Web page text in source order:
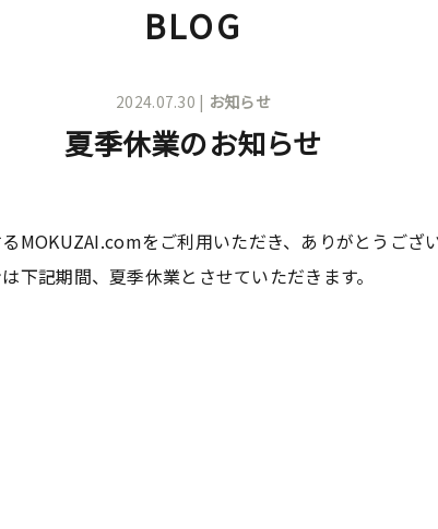
BLOG
2024.07.30 | お知らせ
夏季休業のお知らせ
MOKUZAI.comをご利用いただき、ありがとうござ
下記期間、夏季休業とさせていただきます。